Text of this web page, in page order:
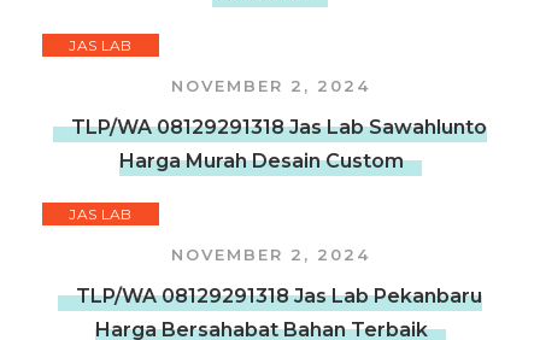
JAS LAB
NOVEMBER 2, 2024
TLP/WA 08129291318 Jas Lab Sawahlunto
Harga Murah Desain Custom
JAS LAB
NOVEMBER 2, 2024
TLP/WA 08129291318 Jas Lab Pekanbaru
Harga Bersahabat Bahan Terbaik